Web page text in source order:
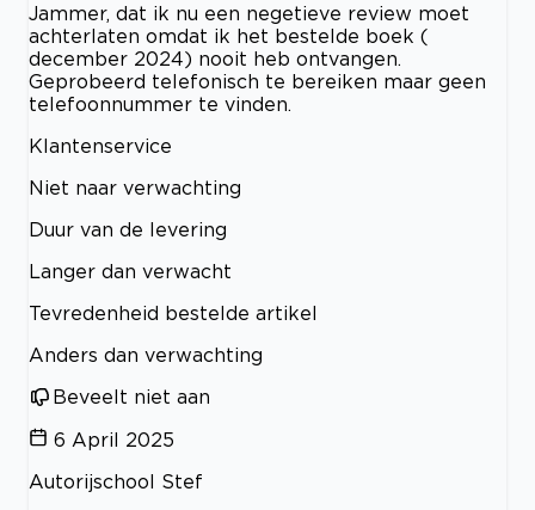
Jammer, dat ik nu een negetieve review moet
achterlaten omdat ik het bestelde boek (
december 2024) nooit heb ontvangen.
Geprobeerd telefonisch te bereiken maar geen
telefoonnummer te vinden.
Klantenservice
Niet naar verwachting
Duur van de levering
Langer dan verwacht
Tevredenheid bestelde artikel
Anders dan verwachting
Beveelt niet aan
6 April 2025
Autorijschool Stef